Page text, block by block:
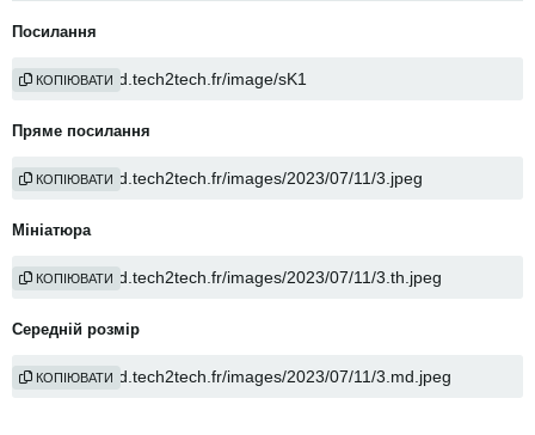
Посилання
КОПІЮВАТИ
Пряме посилання
КОПІЮВАТИ
Мініатюра
КОПІЮВАТИ
Середній розмір
КОПІЮВАТИ